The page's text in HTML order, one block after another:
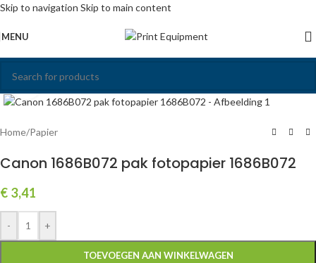
Skip to navigation Skip to main content
MENU
Click to enlarge
Home/Papier
Canon 1686B072 pak fotopapier 1686B072
€ 3,41
- +
TOEVOEGEN AAN WINKELWAGEN